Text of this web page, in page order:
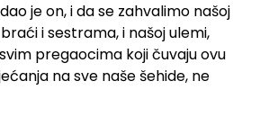
je on, i da se zahvalimo našoj
i sestrama, i našoj ulemi,
pregaocima koji čuvaju ovu
na sve naše šehide, ne